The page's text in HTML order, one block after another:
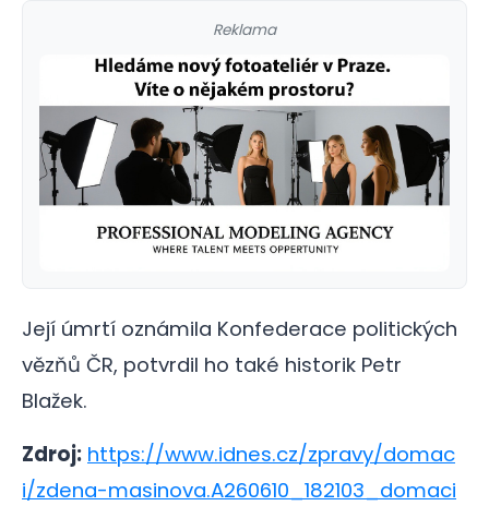
Reklama
Její úmrtí oznámila Konfederace politických
vězňů ČR, potvrdil ho také historik Petr
Blažek.
Zdroj: https://www.idnes.cz/zpravy/domac
i/zdena-masinova.A260610_182103_domaci